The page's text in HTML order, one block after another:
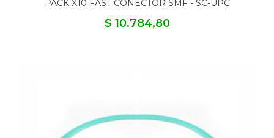
PACK X10 FAST CONECTOR SMF - SC-UPC
$ 10.784,80